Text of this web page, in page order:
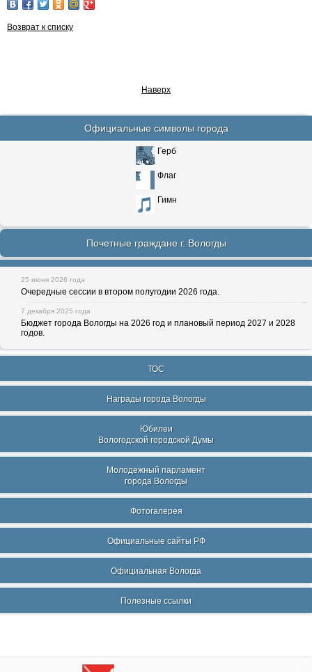
Возврат к списку
Наверх
Официальные символы города
Герб
Флаг
Гимн
Почетные граждане г. Вологды
25 июня 2026 года
Очередные сессии в втором полугодии 2026 года.
7 декабря 2025 года
Бюджет города Вологды на 2026 год и плановый период 2027 и 2028
годов.
ТОС
Награды города Вологды
Юбилеи
Вологодской городской Думы
Молодежный парламент
города Вологды
Фотогалерея
Официальные сайты РФ
Официальная Вологда
Полезные ссылки